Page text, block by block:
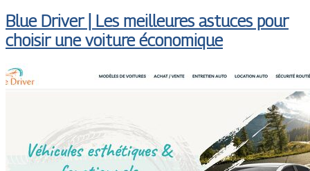
Blue Driver | Les meilleures astuces pour
choisir une voiture économique